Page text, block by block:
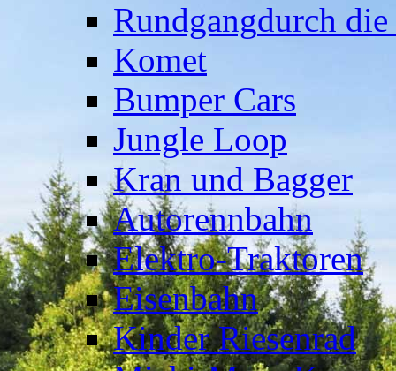
Rundgangdurch die
Komet
Bumper Cars
Jungle Loop
Kran und Bagger
Autorennbahn
Elektro-Traktoren
Eisenbahn
Kinder Riesenrad